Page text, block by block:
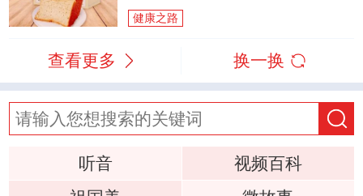
健康之路
查看更多 换一换
听音
视频百科